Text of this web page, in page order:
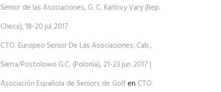
Senior de las Asociaciones, G. C. Karlovy Vary (Rep.
Checa), 18-20 jul 2017
CTO. Europeo Senior De Las Asociaciones, Cab.,
Sierra/Postolowo G.C. (Polonia), 21-23 jun 2017 |
Asociación Española de Seniors de Golf en CTO.